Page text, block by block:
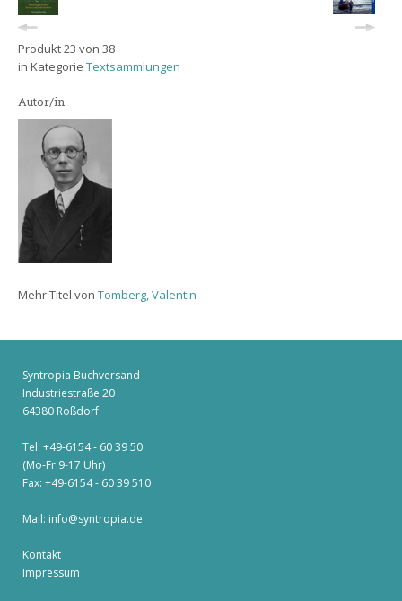
Produkt 23 von 38
in Kategorie Textsammlungen
Autor/in
Mehr Titel von Tomberg, Valentin
Syntropia Buchversand
Industriestraße 20
64380 Roßdorf
Tel: +49-6154 - 60 39 50
(Mo-Fr 9-17 Uhr)
Fax: +49-6154 - 60 39 510
Mail: info@syntropia.de
Kontakt
Impressum